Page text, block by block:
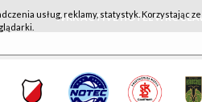
WKK ACTIVE HOTEL
usług, reklamy, statystyk. Korzystając